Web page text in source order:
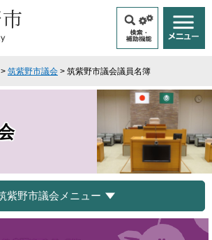
> 筑紫野市議会 > 筑紫野市議会議員名簿
紫野市議会メニュー